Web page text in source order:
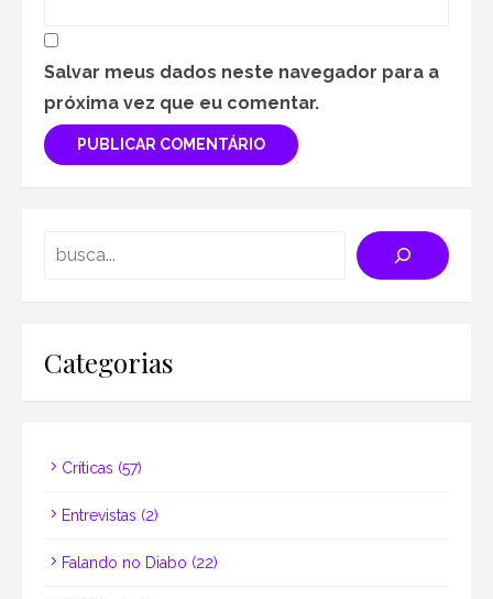
Salvar meus dados neste navegador para a
próxima vez que eu comentar.
Categorias
Críticas (57)
Entrevistas (2)
Falando no Diabo (22)